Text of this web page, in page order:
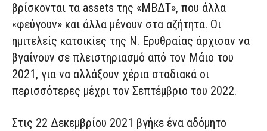
βρίσκονται τα assets της «ΜΒΔΤ», που άλλα
«φεύγουν» και άλλα μένουν στα αζήτητα. Οι
ημιτελείς κατοικίες της Ν. Ερυθραίας άρχισαν να
βγαίνουν σε πλειστηριασμό από τον Μάιο του
2021, για να αλλάξουν χέρια σταδιακά οι
περισσότερες μέχρι τον Σεπτέμβριο του 2022.
Στις 22 Δεκεμβρίου 2021 βγήκε ένα αδόμητο